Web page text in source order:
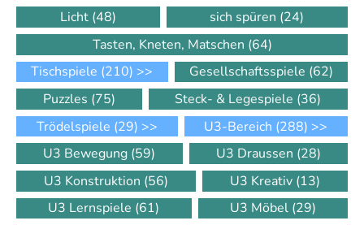
Licht (48) sich spüren (24)
Tasten, Kneten, Matschen (64)
Tischspiele (210) >> Gesellschaftsspiele (62)
Puzzles (75) Steck- & Legespiele (36)
Trödelspiele (29) >> U3-Bereich (288) >>
U3 Bewegung (59) U3 Draussen (28)
U3 Konstruktion (56) U3 Kreativ (13)
U3 Lernspiele (61) U3 Möbel (29)